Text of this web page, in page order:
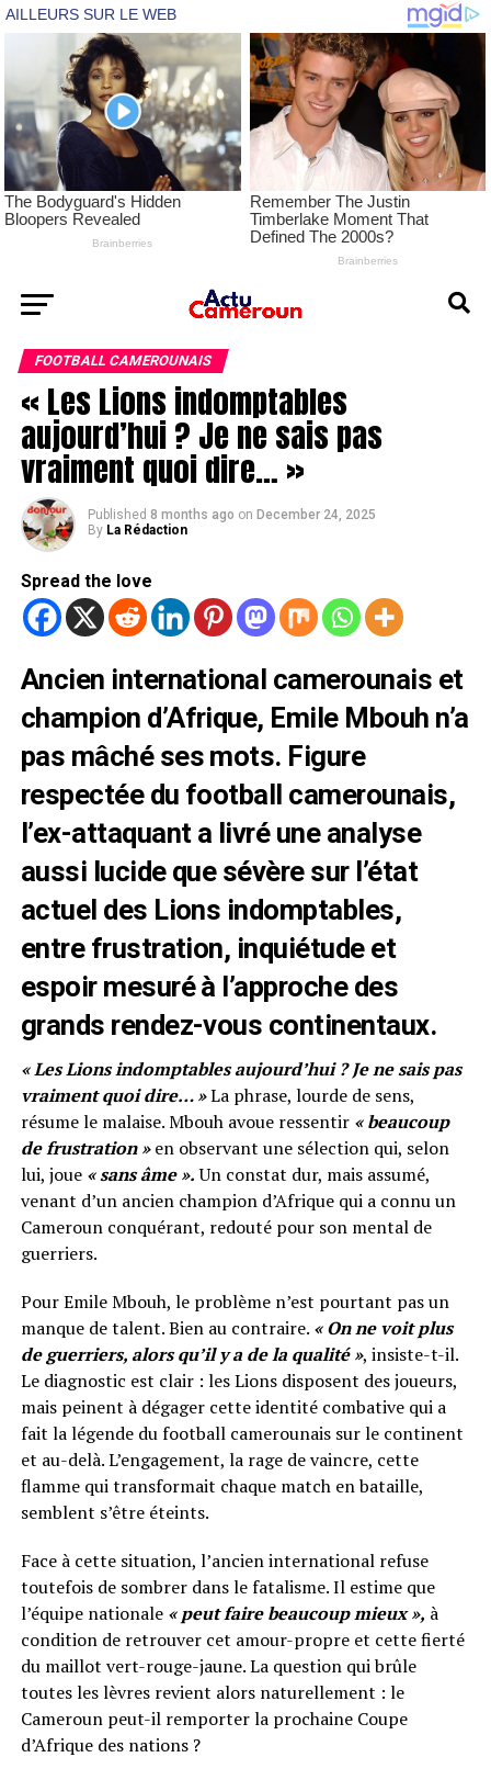
FOOTBALL CAMEROUNAIS
« Les Lions indomptables
aujourd’hui ? Je ne sais pas
vraiment quoi dire… »
Published 8 months ago on December 24, 2025
By La Rédaction
Spread the love
Ancien international camerounais et
champion d’Afrique, Emile Mbouh n’a
pas mâché ses mots. Figure
respectée du football camerounais,
l’ex-attaquant a livré une analyse
aussi lucide que sévère sur l’état
actuel des Lions indomptables,
entre frustration, inquiétude et
espoir mesuré à l’approche des
grands rendez-vous continentaux.
« Les Lions indomptables aujourd’hui ? Je ne sais pas
vraiment quoi dire… »La phrase, lourde de sens,
résume le malaise. Mbouh avoue ressentir « beaucoup
de frustration »en observant une sélection qui, selon
lui, joue « sans âme ».Un constat dur, mais assumé,
venant d’un ancien champion d’Afrique qui a connu un
Cameroun conquérant, redouté pour son mental de
guerriers.
Pour Emile Mbouh, le problème n’est pourtant pas un
manque de talent. Bien au contraire. « On ne voit plus
de guerriers, alors qu’il y a de la qualité », insiste-t-il.
Le diagnostic est clair : les Lions disposent des joueurs,
mais peinent à dégager cette identité combative qui a
fait la légende du football camerounais sur le continent
et au-delà. L’engagement, la rage de vaincre, cette
flamme qui transformait chaque match en bataille,
semblent s’être éteints.
Face à cette situation, l’ancien international refuse
toutefois de sombrer dans le fatalisme. Il estime que
l’équipe nationale « peut faire beaucoup mieux », à
condition de retrouver cet amour-propre et cette fierté
du maillot vert-rouge-jaune. La question qui brûle
toutes les lèvres revient alors naturellement : le
Cameroun peut-il remporter la prochaine Coupe
d’Afrique des nations ?